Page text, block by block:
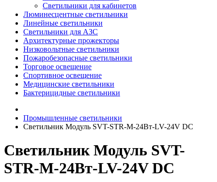
Светильники для кабинетов
Люминесцентные светильники
Линейные светильники
Светильники для АЗС
Архитектурные прожекторы
Низковольтные светильники
Пожаробезопасные светильники
Торговое освещение
Спортивное освещение
Медицинские светильники
Бактерицидные светильники
Промышленные светильники
Светильник Модуль SVT-STR-M-24Вт-LV-24V DC
Светильник Модуль SVT-
STR-M-24Вт-LV-24V DC